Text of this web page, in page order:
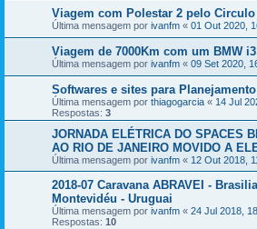
Viagem com Polestar 2 pelo
Última mensagem por ivanfm « 01 Out 2020,
Viagem de 7000Km com um BMW
Última mensagem por ivanfm « 09 Set 2020,
Softwares e sites para
Última mensagem por thiagogarcia « 14 Jul
Respostas: 3
JORNADA ELÉTRICA DO SPACES
AO RIO DE JANEIRO MOVIDO A
Última mensagem por ivanfm « 12 Out 2018,
2018-07 Caravana ABRAVEI -
Montevidéu - Uruguai
Última mensagem por ivanfm « 24 Jul 2018,
Respostas: 10